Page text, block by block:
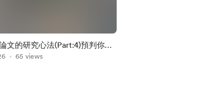
文的研究心法(Part:4)預判你的
65 views